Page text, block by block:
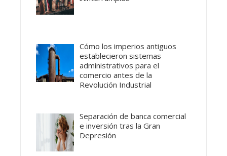
Cómo los imperios antiguos
establecieron sistemas
administrativos para el
comercio antes de la
Revolución Industrial
Separación de banca comercial
e inversión tras la Gran
Depresión